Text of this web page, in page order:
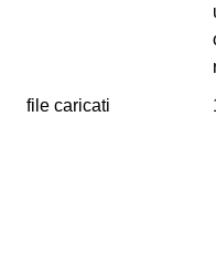
file caricati